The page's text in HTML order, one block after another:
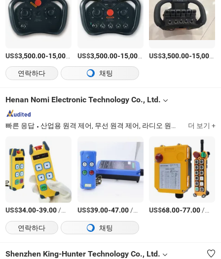
US$3,500.00-15,000.00 /상품
US$3,500.00-15,000.00 /상품
US$3,500.00-15,000.00
연락하다 채팅
Henan Nomi Electronic Technology Co., Ltd.
빠른 응답 산업용 원격 제어, 무선 원격 제어, 라디오 원격 제어, 크레인 원격 제어, 호이스트 원격 제어, 리프팅 원격 제어, 윈치 원격 제어, 테일 리프트 원격 제어, 유압 원격 제어, 조이스틱 원격 제어 더 보기 +
US$34.00-39.00/세트 US$39.00-47.00/세트 US$68.00-77.00/세트
연락하다
채팅
Shenzhen King-Hunter Technology Co., Ltd.